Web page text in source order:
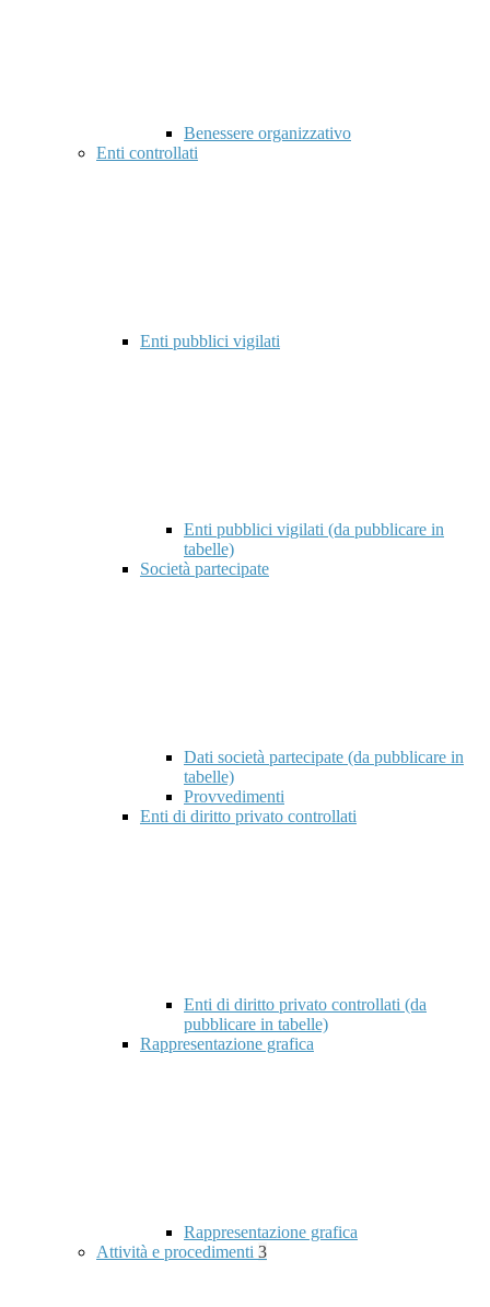
Benessere organizzativo
Enti controllati
Enti pubblici vigilati
Enti pubblici vigilati (da pubblicare in
tabelle)
Società partecipate
Dati società partecipate (da pubblicare in
tabelle)
Provvedimenti
Enti di diritto privato controllati
Enti di diritto privato controllati (da
pubblicare in tabelle)
Rappresentazione grafica
Rappresentazione grafica
Attività e procedimenti 3